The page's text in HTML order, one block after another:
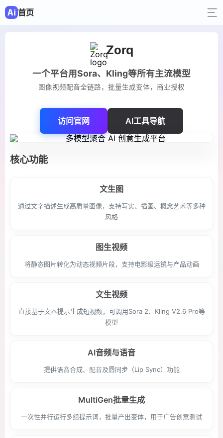
首页
Zorq
一个平台用Sora、Kling等所有主流模型
图像视频配音全链路，批量生成变体，商业授权
访问官网 AI工具导航
核心功能
文生图
通过文字描述生成高质量图像，支持写实、插画、概念艺术等多种
风格
图生视频
将静态图片转化为动态视频片段，支持电影级运镜与产品动画
文生视频
直接基于文本提示生成短视频，可调用Sora 2、Kling V2.6 Pro等
模型
AI音频与语音
提供语音合成、配音及唇同步（Lip Sync）功能
MultiGen批量生成
一次性并行运行多组提示词，批量产出变体，用于广告创意测试